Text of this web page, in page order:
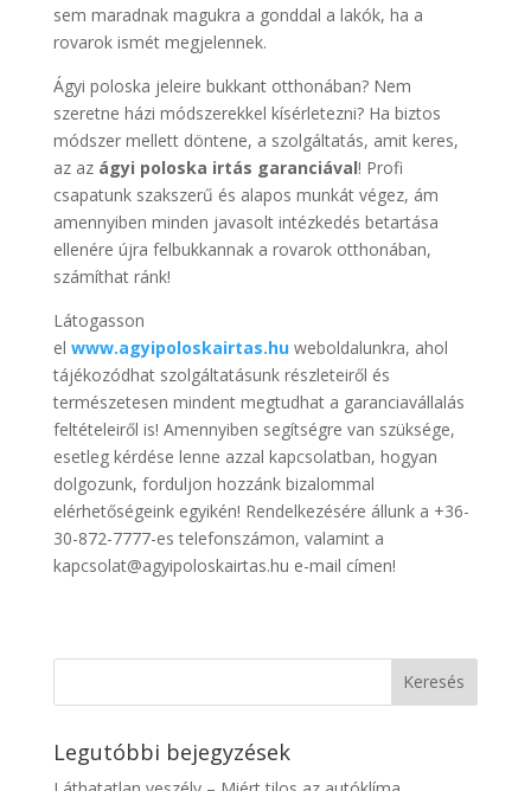
sem maradnak magukra a gonddal a lakók, ha a
rovarok ismét megjelennek.
Ágyi poloska jeleire bukkant otthonában? Nem
szeretne házi módszerekkel kísérletezni? Ha biztos
módszer mellett döntene, a szolgáltatás, amit keres,
az az ágyi poloska irtás garanciával! Profi
csapatunk szakszerű és alapos munkát végez, ám
amennyiben minden javasolt intézkedés betartása
ellenére újra felbukkannak a rovarok otthonában,
számíthat ránk!
Látogasson
el www.agyipoloskairtas.huweboldalunkra, ahol
tájékozódhat szolgáltatásunk részleteiről és
természetesen mindent megtudhat a garanciavállalás
feltételeiről is! Amennyiben segítségre van szüksége,
esetleg kérdése lenne azzal kapcsolatban, hogyan
dolgozunk, forduljon hozzánk bizalommal
elérhetőségeink egyikén! Rendelkezésére állunk a +36-
30-872-7777-es telefonszámon, valamint a
kapcsolat@agyipoloskairtas.hu e-mail címen!
Legutóbbi bejegyzések